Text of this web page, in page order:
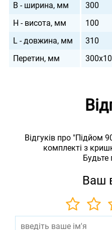
B - ширина, мм
300
H - висота, мм
100
L - довжина, мм
310
Перетин, мм
Відгуків про "Підйом
комплекті з
Ваш